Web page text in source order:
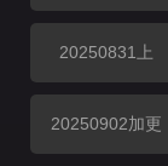
20250831上
20250902加更